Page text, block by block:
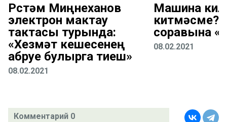
Рөстәм Миңнеханов
электрон мактау
тактасы турында:
«Хезмәт кешесенең
абруе булырга тиеш»
08.02.2021
Машина
китмәсме?
соравына
08.02.2021
Комментарий 0